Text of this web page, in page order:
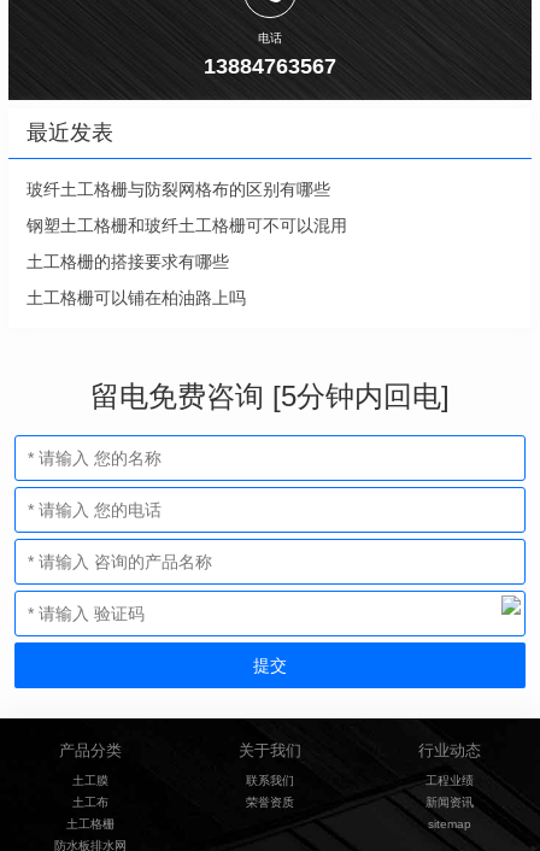
电话
13884763567
最近发表
玻纤土工格栅与防裂网格布的区别有哪些
钢塑土工格栅和玻纤土工格栅可不可以混用
土工格栅的搭接要求有哪些
土工格栅可以铺在柏油路上吗
留电免费咨询 [5分钟内回电]
产品分类
土工膜
土工布
土工格栅
防水板排水网
关于我们
联系我们
荣誉资质
行业动态
工程业绩
新闻资讯
sitemap